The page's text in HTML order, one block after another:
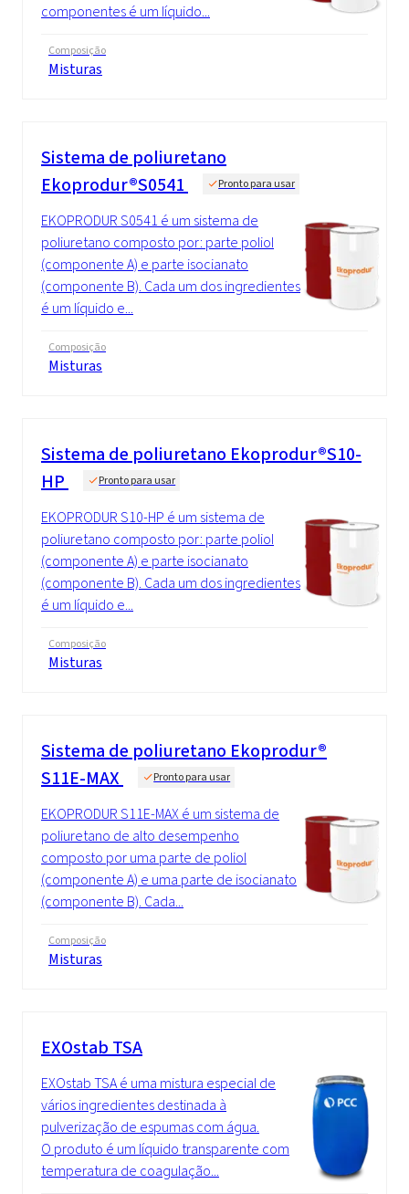
componentes é um líquido...
Composição
Misturas
Sistema de poliuretano
Ekoprodur®S0541
Pronto para usar
EKOPRODUR S0541 é um sistema de
poliuretano composto por: parte poliol
(componente A) e parte isocianato
(componente B). Cada um dos ingredientes
é um líquido e...
Composição
Misturas
Sistema de poliuretano Ekoprodur®S10-
HP
Pronto para usar
EKOPRODUR S10-HP é um sistema de
poliuretano composto por: parte poliol
(componente A) e parte isocianato
(componente B). Cada um dos ingredientes
é um líquido e...
Composição
Misturas
Sistema de poliuretano Ekoprodur®
S11E-MAX
Pronto para usar
EKOPRODUR S11E-MAX é um sistema de
poliuretano de alto desempenho
composto por uma parte de poliol
(componente A) e uma parte de isocianato
(componente B). Cada...
Composição
Misturas
EXOstab TSA
EXOstab TSA é uma mistura especial de
vários ingredientes destinada à
pulverização de espumas com água.
O produto é um líquido transparente com
temperatura de coagulação...